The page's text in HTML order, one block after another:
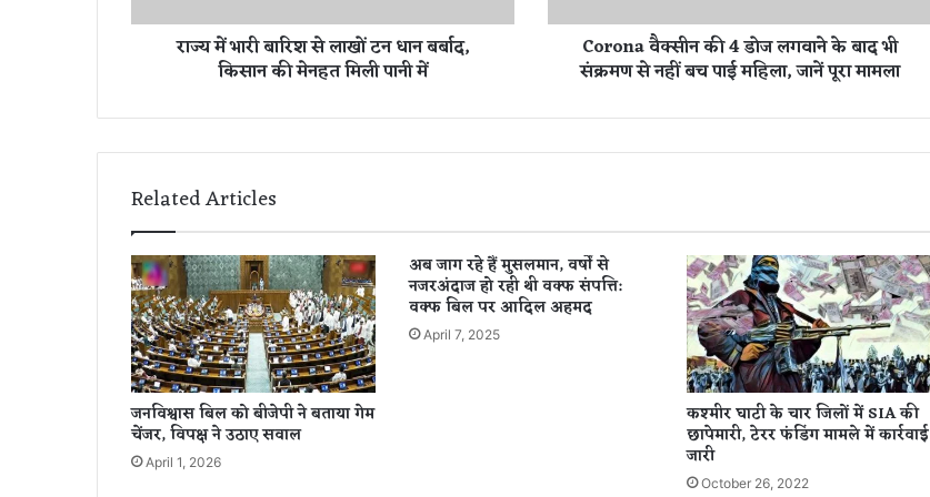
से
न
र्बा
द
,
कि
सा
न
की
मे
न
ह
त
मि
राज्य में भारी बारिश से लाखों टन धान बर्बाद,
किसान की मेनहत मिली पानी में
न
ज
के
बा
द
भी
Corona वैक्‍सीन की 4 डोज लगवाने के बाद भी
संक्रमण से नहीं बच पाई महिला, जानें पूरा मामला
Related Articles
जनविश्वास बिल को बीजेपी ने बताया गेम
चेंजर, विपक्ष ने उठाए सवाल
April 1, 2026
अब जाग रहे हैं मुसलमान, वर्षों से
नजरअंदाज हो रही थी वक्फ संपत्ति:
वक्फ बिल पर आदिल अहमद
April 7, 2025
कश्मीर घाटी के चार जिलों में SIA की
छापेमारी, टेरर फंडिंग मामले में कार्रवाई
जारी
October 26, 2022